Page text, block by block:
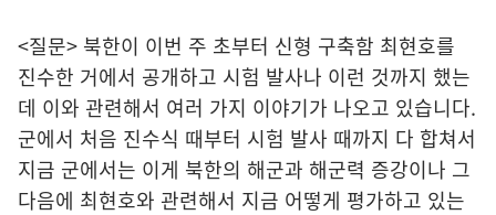
<질문> 북한이 이번 주 초부터 신형 구축함 최현호를
진수한 거에서 공개하고 시험 발사나 이런 것까지 했는
데 이와 관련해서 여러 가지 이야기가 나오고 있습니다.
군에서 처음 진수식 때부터 시험 발사 때까지 다 합쳐서
지금 군에서는 이게 북한의 해군과 해군력 증강이나 그
다음에 최현호와 관련해서 지금 어떻게 평가하고 있는